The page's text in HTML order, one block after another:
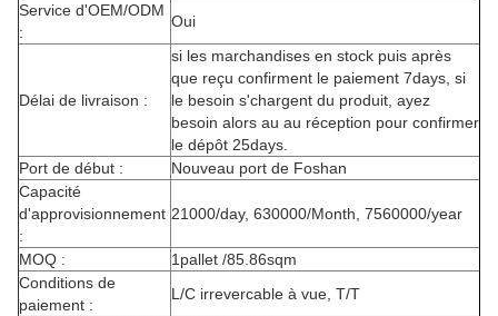
Service d'OEM/ODM
:
Oui
Délai de livraison :
si les marchandises en stock puis après
que reçu confirment le paiement 7days, si
le besoin s'chargent du produit, ayez
besoin alors au au réception pour confirmer
le dépôt 25days.
Port de début :
Nouveau port de Foshan
Capacité
d'approvisionnement
:
21000/day, 630000/Month, 7560000/year
MOQ :
1pallet /85.86sqm
Conditions de
paiement :
L/C irrevercable à vue, T/T